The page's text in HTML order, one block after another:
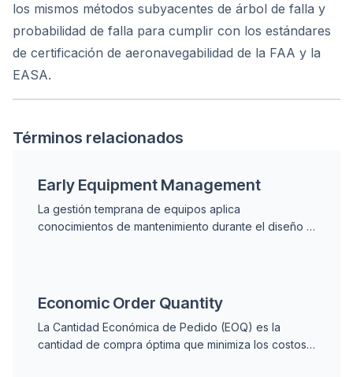
los mismos métodos subyacentes de árbol de falla y
probabilidad de falla para cumplir con los estándares
de certificación de aeronavegabilidad de la FAA y la
EASA.
Términos relacionados
Early Equipment Management
La gestión temprana de equipos aplica
conocimientos de mantenimiento durante el diseño y
Economic Order Quantity
La Cantidad Económica de Pedido (EOQ) es la
cantidad de compra óptima que minimiza los costos